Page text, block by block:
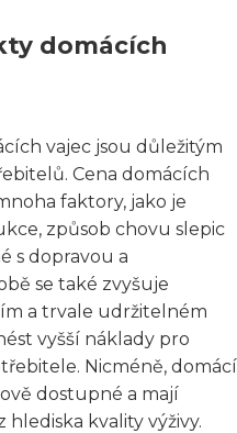
domácích
vajec jsou důležitým
Cena domácích
faktory, jako je
způsob chovu slepic
s dopravou a
se také zvyšuje
a trvale udržitelném
vyšší náklady pro
Nicméně, domácí
dostupné a mají
kvality výživy.